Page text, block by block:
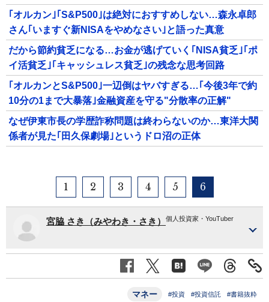
｢オルカン｣｢S&P500｣は絶対におすすめしない…森永卓郎
さん｢いますぐ新NISAをやめなさい｣と語った真意
だから節約貧乏になる…お金が逃げていく｢NISA貧乏｣｢ポ
イ活貧乏｣｢キャッシュレス貧乏｣の残念な思考回路
｢オルカンとS&P500｣一辺倒はヤバすぎる…｢今後3年で約
10分の1まで大暴落｣金融資産を守る"分散率の正解"
なぜ伊東市長の学歴詐称問題は終わらないのか…東洋大関
係者が見た｢田久保劇場｣というドロ沼の正体
1 2 3 4 5 6
宮脇 さき（みやわき・さき） 個人投資家・YouTuber
マネー #投資 #投資信託 #書籍抜粋